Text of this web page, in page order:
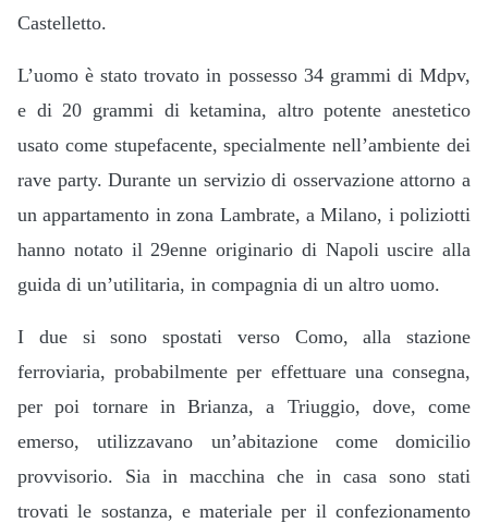
Castelletto.
L’uomo è stato trovato in possesso 34 grammi di Mdpv,
e di 20 grammi di ketamina, altro potente anestetico
usato come stupefacente, specialmente nell’ambiente dei
rave party. Durante un servizio di osservazione attorno a
un appartamento in zona Lambrate, a Milano, i poliziotti
hanno notato il 29enne originario di Napoli uscire alla
guida di un’utilitaria, in compagnia di un altro uomo.
I due si sono spostati verso Como, alla stazione
ferroviaria, probabilmente per effettuare una consegna,
per poi tornare in Brianza, a Triuggio, dove, come
emerso, utilizzavano un’abitazione come domicilio
provvisorio. Sia in macchina che in casa sono stati
trovati le sostanza, e materiale per il confezionamento